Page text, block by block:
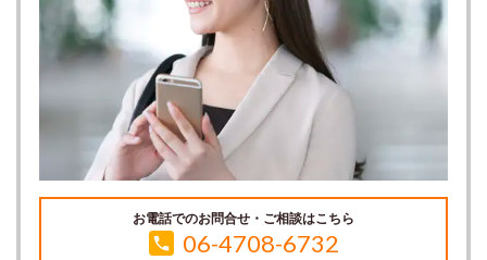
お電話でのお問合せ・ご相談はこちら
06-4708-6732